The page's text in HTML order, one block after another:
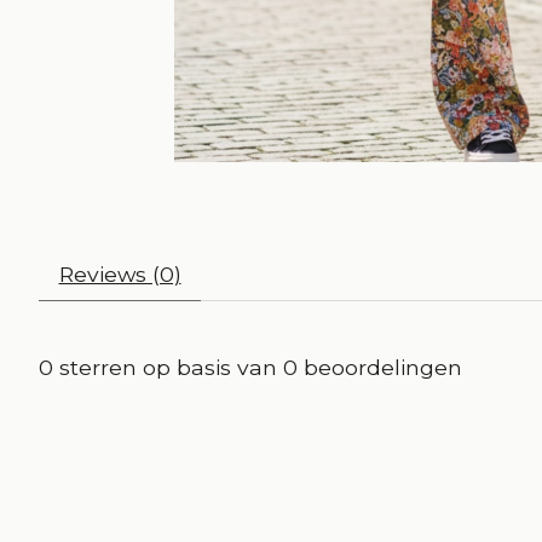
Reviews (0)
0 sterren op basis van 0 beoordelingen